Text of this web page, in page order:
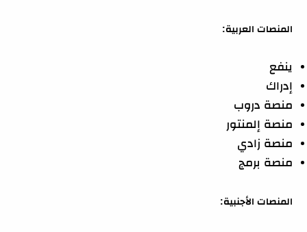
المنصات العربية:
ينفع
إدراك
منصة دروب
منصة إلمنتور
منصة زادي
منصة برمج
المنصات الأجنبية: